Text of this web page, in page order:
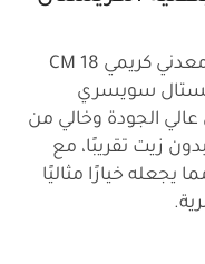
يقدم قدر كاراجا كريستال سويسري معدني كريمي 18 CM
سويسري
الجودة وخالي من
زيت تقريبًا، مع
يجعله خيارًا مثاليًا